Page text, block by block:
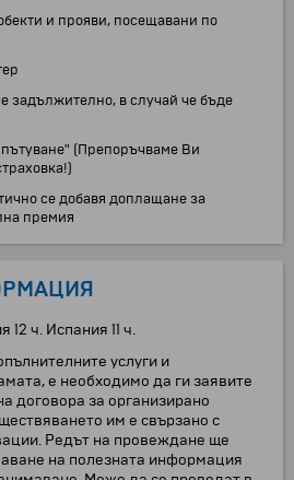
и прояви, посещавани по
задължително, в случай че бъде
(Препоръчваме Ви
се добавя доплащане за
премия
ч. Испания 11 ч.
услуги и
е необходимо да ги заявите
договора за организирано
им е свързано с
Редът на провеждане ще
на полезната информация